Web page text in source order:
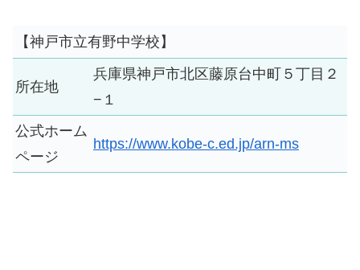
【神戸市立有野中学校】
所在地
兵庫県神戸市北区藤原台中町５丁目２
−１
公式ホーム
ページ
https://www.kobe-c.ed.jp/arn-ms